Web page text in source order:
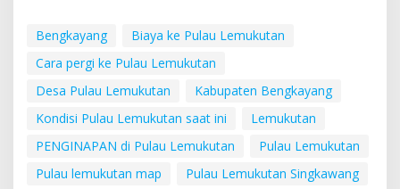
Bengkayang
Biaya ke Pulau Lemukutan
Cara pergi ke Pulau Lemukutan
Desa Pulau Lemukutan
Kabupaten Bengkayang
Kondisi Pulau Lemukutan saat ini
Lemukutan
PENGINAPAN di Pulau Lemukutan
Pulau Lemukutan
Pulau lemukutan map
Pulau Lemukutan Singkawang